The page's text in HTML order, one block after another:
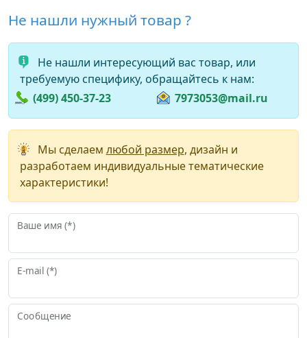
Не нашли нужный товар ?
Не нашли интересующий вас товар, или
требуемую специфику, обращайтесь к нам:
(499) 450-37-23
7973053@mail.ru
Мы сделаем любой размер, дизайн и
разработаем индивидуальные тематические
характеристики!
Ваше имя (*)
E-mail (*)
Сообщение